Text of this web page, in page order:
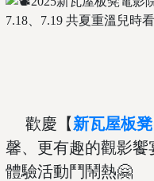
歡慶【新瓦屋板
馨、更有趣的觀影饗
體驗活動鬥鬧熱🤗